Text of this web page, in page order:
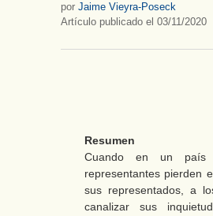
por Jaime Vieyra-Poseck
Artículo publicado el 03/11/2020
Resumen
Cuando en un país
representantes pierden
sus representados, a
canalizar sus